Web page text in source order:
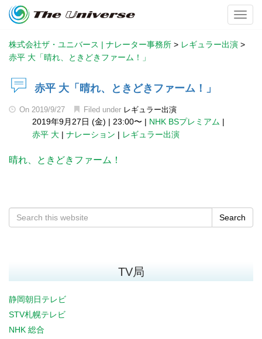
株式会社ザ・ユニバース | ナレーター事務所 > レギュラー出演 >
赤平 大「晴れ、ときどきファーム！」
赤平 大「晴れ、ときどきファーム！」
On 2019/9/27 Filed under レギュラー出演
2019年9月27日 (金) | 23:00〜 | NHK BSプレミアム |
赤平 大 | ナレーション | レギュラー出演
晴れ、ときどきファーム！
Search
TV局
静岡朝日テレビ
STV札幌テレビ
NHK 総合